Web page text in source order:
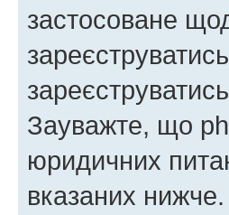
застосоване
Зауважте, що
юридичних
вказаних нижче.